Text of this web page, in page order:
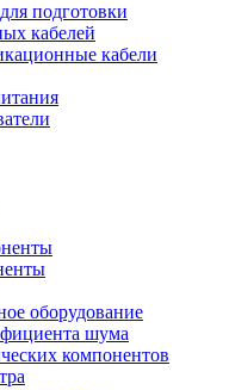
подготовки
кабелей
кабели
оборудование
шума
компонентов